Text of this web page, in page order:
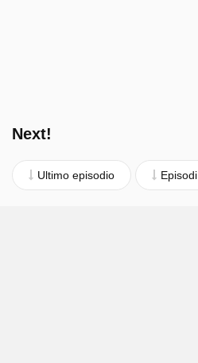
Next!
Ultimo episodio Episodi